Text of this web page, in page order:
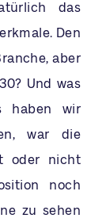
das
Den
aber
Und was
haben wir
war die
oder nicht
noch
zu sehen